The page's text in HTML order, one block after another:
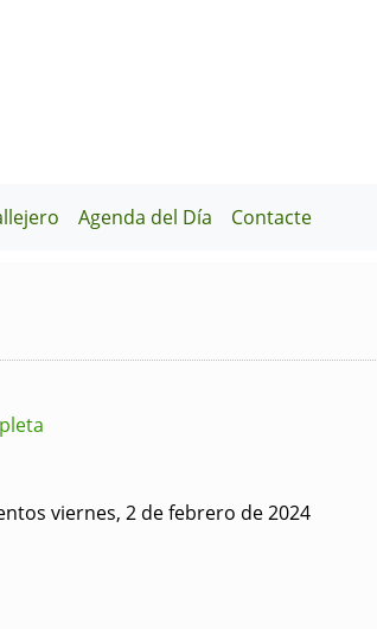
Agenda del Día Contacte
viernes, 2 de febrero de 2024